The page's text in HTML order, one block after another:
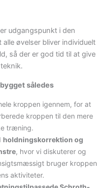
udgangspunkt i den
øvelser bliver individuelt
så der er god tid til at give
således
kroppen igennem, for at
kroppen til den mere
træning.
holdningskorrektion og
, hvor vi diskuterer og
bruger kroppen
aktiviteter.